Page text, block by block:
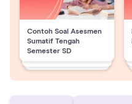
Contoh Soal Asesmen
Sumatif Tengah
Semester SD